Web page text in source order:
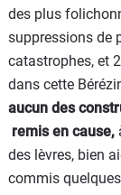
des plus
suppressions de
catastrophes, et
dans cette
aucun des
remis en cause,
des lèvres, bien
commis quelques